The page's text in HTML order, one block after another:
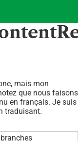
mais mon
que nous faisons
en français. Je suis
traduisant.